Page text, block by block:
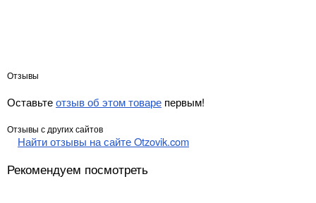
Отзывы
Оставьтеотзыв об этом товаре первым!
Отзывы с других сайтов
Найти отзывы на сайте Otzovik.com
Рекомендуем посмотреть